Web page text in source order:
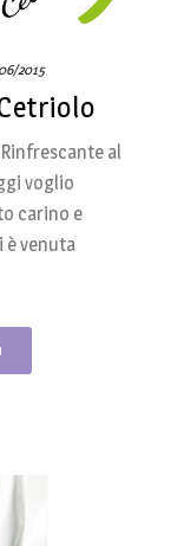
2015
al
voglio
carino e
è venuta